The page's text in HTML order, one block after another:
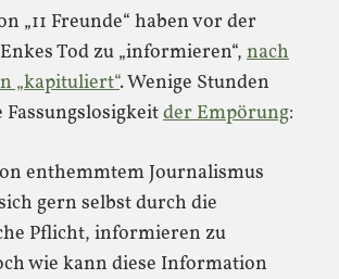
„11 Freunde“ haben vor der
Tod zu „informieren“, nach
„kapituliert“. Wenige Stunden
der Empörung:
enthemmtem Journalismus
gern selbst durch die
Pflicht, informieren zu
wie kann diese Information